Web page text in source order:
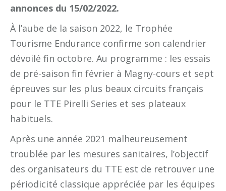
annonces du 15/02/2022.
À l’aube de la saison 2022, le Trophée
Tourisme Endurance confirme son calendrier
dévoilé fin octobre. Au programme : les essais
de pré-saison fin février à Magny-cours et sept
épreuves sur les plus beaux circuits français
pour le TTE Pirelli Series et ses plateaux
habituels.
Après une année 2021 malheureusement
troublée par les mesures sanitaires, l’objectif
des organisateurs du TTE est de retrouver une
périodicité classique appréciée par les équipes